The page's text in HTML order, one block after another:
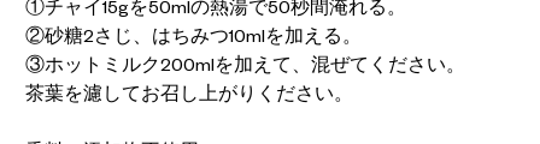
①チャイ15gを50mlの熱湯で50秒間淹れる。
②砂糖2さじ、はちみつ10mlを加える。
③ホットミルク200mlを加えて、混ぜてください。
茶葉を濾してお召し上がりください。